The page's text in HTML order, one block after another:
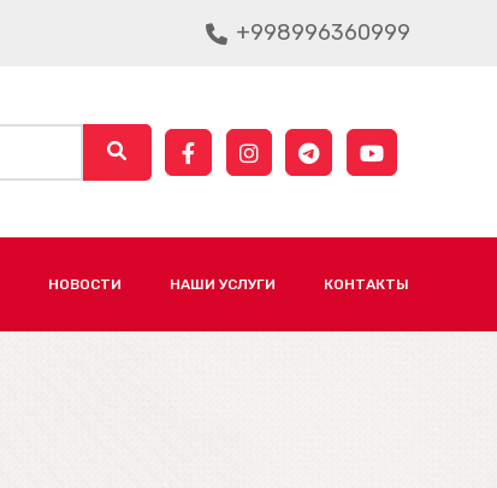
+998996360999
НОВОСТИ НАШИ УСЛУГИ КОНТАКТЫ